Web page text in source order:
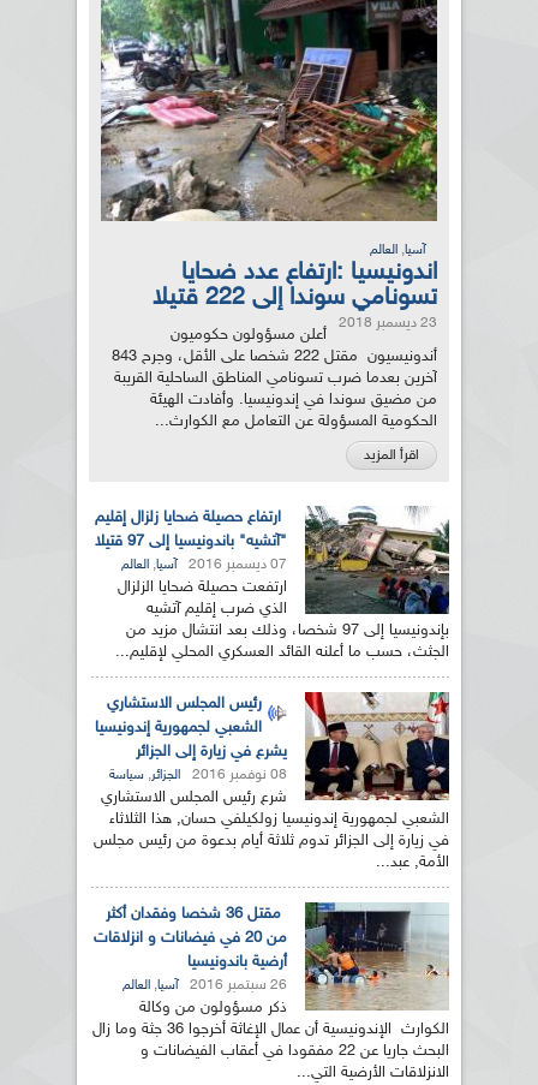
آسيا, العالم
اندونيسيا :ارتفاع عدد ضحايا
تسونامي سوندا إلى 222 قتيلا
23 ديسمبر 2018
أعلن مسؤولون حكوميون
أندونيسيون مقتل 222 شخصا على الأقل، وجرح 843
آخرين بعدما ضرب تسونامي المناطق الساحلية القريبة
من مضيق سوندا في إندونيسيا. وأفادت الهيئة
الحكومية المسؤولة عن التعامل مع الكوارث...
اقرأ المزيد
ارتفاع حصيلة ضحايا زلزال إقليم
"آتشيه" باندونيسيا إلى 97 قتيلا
07 ديسمبر 2016 آسيا, العالم
ارتفعت حصيلة ضحايا الزلزال
الذي ضرب إقليم آتشيه
بإندونيسيا إلى 97 شخصا، وذلك بعد انتشال مزيد من
الجثث، حسب ما أعلنه القائد العسكري المحلي لإقليم...
رئيس المجلس الاستشاري
الشعبي لجمهورية إندونيسيا
يشرع في زيارة إلى الجزائر
08 نوفمبر 2016 الجزائر, سياسة
شرع رئيس المجلس الاستشاري
الشعبي لجمهورية إندونيسيا زولكيلفي حسان, هذا الثلاثاء
في زيارة إلى الجزائر تدوم ثلاثة أيام بدعوة من رئيس مجلس
الأمة, عبد...
مقتل 36 شخصا وفقدان أكثر
من 20 في فيضانات و انزلاقات
أرضية باندونيسيا
26 سبتمبر 2016 آسيا, العالم
ذكر مسؤولون من وكالة
الكوارث الإندونيسية أن عمال الإغاثة أخرجوا 36 جثة وما زال
البحث جاريا عن 22 مفقودا في أعقاب الفيضانات و
الانزلاقات الأرضية التي...